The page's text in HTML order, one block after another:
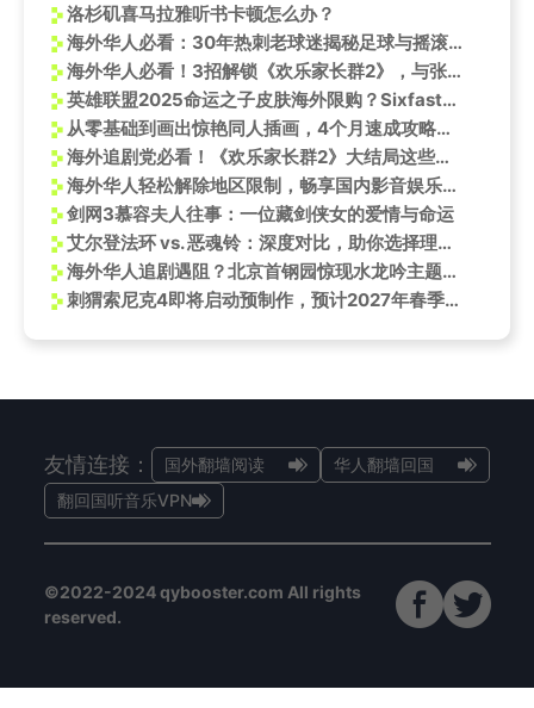
洛杉矶喜马拉雅听书卡顿怎么办？
海外华人必看：30年热刺老球迷揭秘足球与摇滚的不解之缘，解决地区限制卡顿烦恼
海外华人必看！3招解锁《欢乐家长群2》，与张嘉益陈好同步追剧不卡顿
英雄联盟2025命运之子皮肤海外限购？Sixfast一键加速解锁国服内容
从零基础到画出惊艳同人插画，4个月速成攻略分享
海外追剧党必看！《欢乐家长群2》大结局这些暖心细节你发现了吗？
海外华人轻松解除地区限制，畅享国内影音娱乐全攻略
剑网3慕容夫人往事：一位藏剑侠女的爱情与命运
艾尔登法环 vs. 恶魂铃：深度对比，助你选择理想魂系游戏
海外华人追剧遇阻？北京首钢园惊现水龙吟主题楼引爆思乡情
刺猬索尼克4即将启动预制作，预计2027年春季上映
友情连接： 国外翻墙阅读
华人翻墙回国
翻回国听音乐VPN
©2022-2024 qybooster.com All rights
reserved.